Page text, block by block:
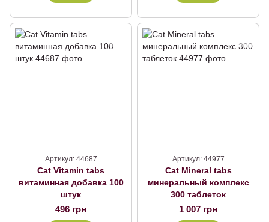
Артикул: 44687
Cat Vitamin tabs
витаминная добавка 100
штук
496 грн
Артикул: 44977
Cat Mineral tabs
минеральный комплекс
300 таблеток
1 007 грн